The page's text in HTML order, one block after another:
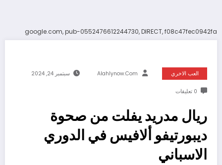
google.com, pub-0552476612244730, DIRECT, f08c47fec0942fa
العب الاخري Alahlynow.com سبتمبر 24, 2024
0 تعليقات
ريال مدريد يفلت من صحوة
ديبورتيفو ألافيس في الدوري
الاسباني